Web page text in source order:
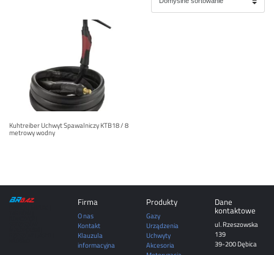
Kuhtreiber Uchwyt Spawalniczy KTB18 / 8
metrowy wodny
Firma
O nas
Kontakt
Klauzula
informacyjna
Produkty
Gazy
Urządzenia
Uchwyty
Akcesoria
Dane
kontaktowe
ul. Rzeszowska
139
39-200 Dębica